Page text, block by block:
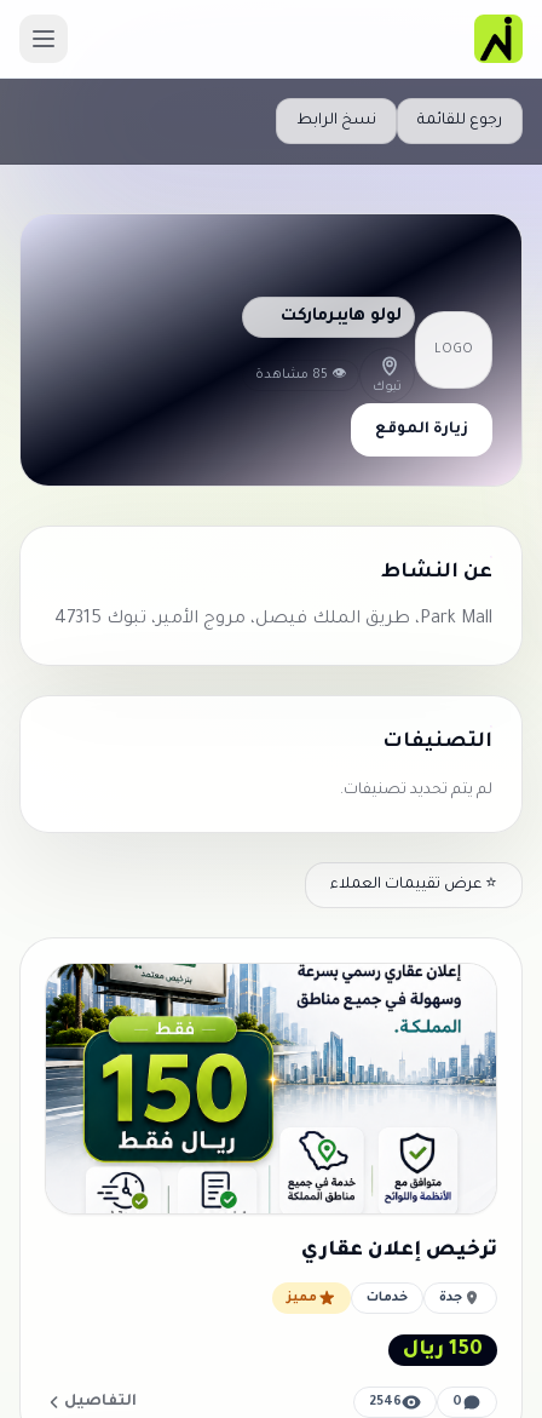
رجوع للقائمة نسخ الرابط
LOGO
لولو هايبرماركت
تبوك
👁 85 مشاهدة
زيارة الموقع
عن النشاط
Park Mall، طريق الملك فيصل، مروج الأمير، تبوك 47315
التصنيفات
لم يتم تحديد تصنيفات.
⭐ عرض تقييمات العملاء
ترخيص إعلان عقاري
جدة خدمات مميز
150 ريال
0
2546 التفاصيل